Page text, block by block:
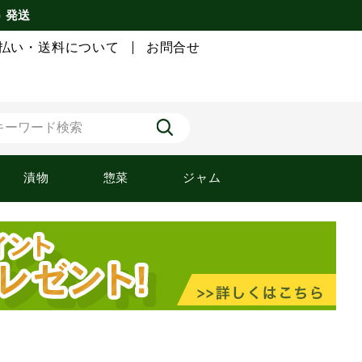
発送
い・送料について お問合せ
漬物 惣菜 ジャム